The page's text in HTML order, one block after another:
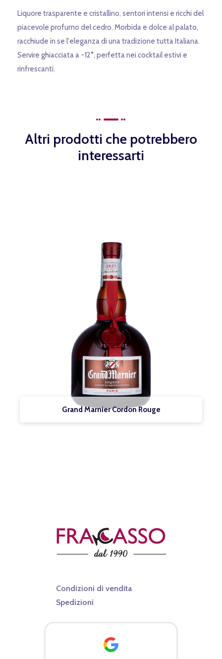
Liquore trasparente e cristallino, sentori intensi e ricchi del
piacevole profumo del cedro. Morbida e dolce al palato,
racchiude in se l'eleganza di una tradizione tutta Italiana.
Servire ghiacciata a -12°, perfetta nei cocktail estivi e
rinfrescanti.
Altri prodotti che potrebbero
interessarti
Grand Marnier Cordon Rouge
Condizioni di vendita
Spedizioni